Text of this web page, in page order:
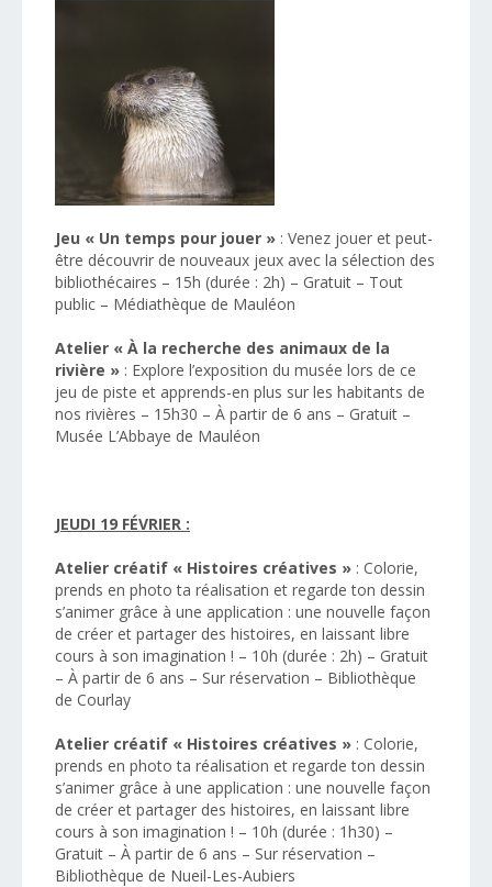
Jeu « Un temps pour jouer » : Venez jouer et peut-
être découvrir de nouveaux jeux avec la sélection des
bibliothécaires – 15h (durée : 2h) – Gratuit – Tout
public – Médiathèque de Mauléon
Atelier « À la recherche des animaux de la
rivière » : Explore l’exposition du musée lors de ce
jeu de piste et apprends-en plus sur les habitants de
nos rivières – 15h30 – À partir de 6 ans – Gratuit –
Musée L’Abbaye de Mauléon
JEUDI 19 FÉVRIER :
Atelier créatif « Histoires créatives » : Colorie,
prends en photo ta réalisation et regarde ton dessin
s’animer grâce à une application : une nouvelle façon
de créer et partager des histoires, en laissant libre
cours à son imagination ! – 10h (durée : 2h) – Gratuit
– À partir de 6 ans – Sur réservation – Bibliothèque
de Courlay
Atelier créatif « Histoires créatives » : Colorie,
prends en photo ta réalisation et regarde ton dessin
s’animer grâce à une application : une nouvelle façon
de créer et partager des histoires, en laissant libre
cours à son imagination ! – 10h (durée : 1h30) –
Gratuit – À partir de 6 ans – Sur réservation –
Bibliothèque de Nueil-Les-Aubiers